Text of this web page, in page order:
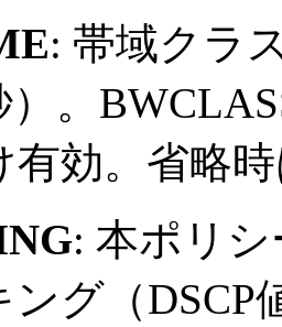
: 帯域クラ
。
有効。省略
: 本ポリ
ング（